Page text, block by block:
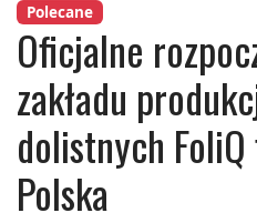
Polecane
Oficjalne
zakładu
dolistnych
Polska